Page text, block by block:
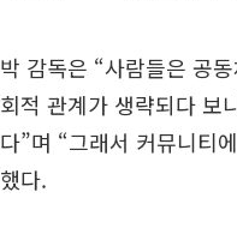
박 감독은 “사람들은 공
회적 관계가 생략되다 보
다”며 “그래서 커뮤니티
했다.